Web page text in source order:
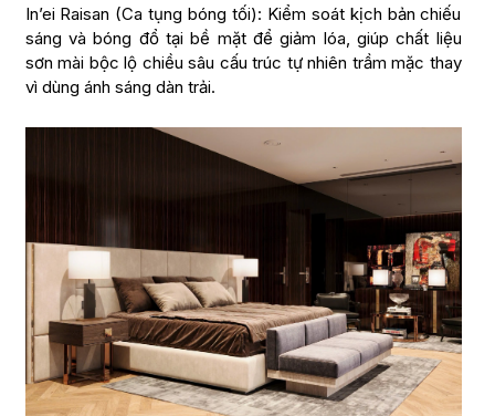
In’ei Raisan (Ca tụng bóng tối): Kiểm soát kịch bản chiếu
sáng và bóng đổ tại bề mặt để giảm lóa, giúp chất liệu
sơn mài bộc lộ chiều sâu cấu trúc tự nhiên trầm mặc thay
vì dùng ánh sáng dàn trải.